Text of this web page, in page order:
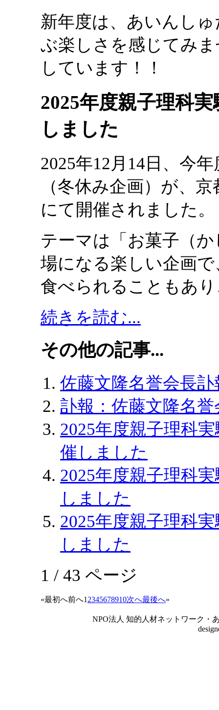
新年度は、あいんし
ぶ楽しさを感じてみ
しています！！
2025年度親子理科
しました
2025年12月14日、今
（冬休み企画）が、
にて開催されました。
テーマは「お菓子（
場になる楽しい企画
食べられることもあ
続きを読む...
その他の記事...
佐藤文隆名誉会長
訃報：佐藤文隆名
2025年度親子理科
催しました
2025年度親子理科
しました
2025年度親子理科
しました
1 / 43 ページ
«最初へ前へ1 2345678910次へ最後へ»
NPO法人 知的人材ネットワーク・